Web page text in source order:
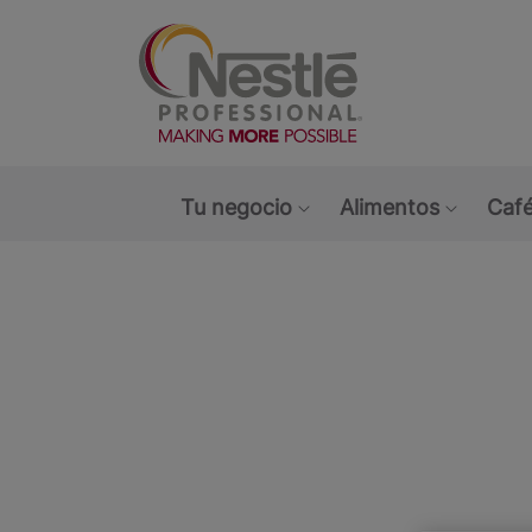
Tu negocio
Show submenu: Tu
Alimentos
Show